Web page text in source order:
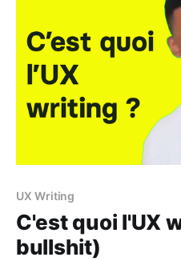
UX Writing
C'est quoi l'UX
bullshit)